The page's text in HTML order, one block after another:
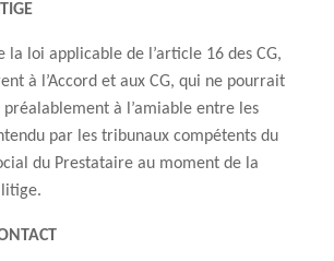
la loi applicable de l’article 16 des CG,
à l’Accord et aux CG, qui ne pourrait
préalablement à l’amiable entre les
par les tribunaux compétents du
du Prestataire au moment de la